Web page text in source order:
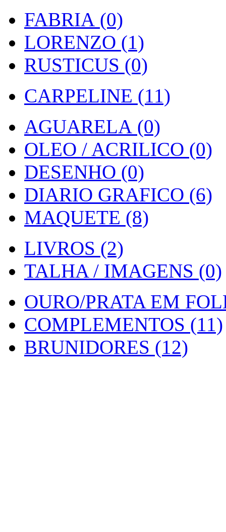
FABRIA (0)
LORENZO (1)
RUSTICUS (0)
CARPELINE (11)
AGUARELA (0)
OLEO / ACRILICO (0)
DESENHO (0)
DIARIO GRAFICO (6)
MAQUETE (8)
LIVROS (2)
TALHA / IMAGENS (0)
OURO/PRATA EM
COMPLEMENTOS (11)
BRUNIDORES (12)